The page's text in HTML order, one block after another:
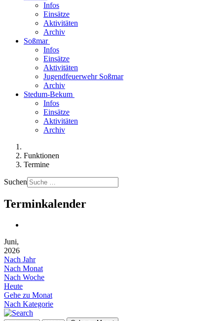
Infos
Einsätze
Aktivitäten
Archiv
Soßmar
Infos
Einsätze
Aktivitäten
Jugendfeuerwehr Soßmar
Archiv
Stedum-Bekum
Infos
Einsätze
Aktivitäten
Archiv
Funktionen
Termine
Suchen
Terminkalender
Juni,
2026
Nach Jahr
Nach Monat
Nach Woche
Heute
Gehe zu Monat
Nach Kategorie